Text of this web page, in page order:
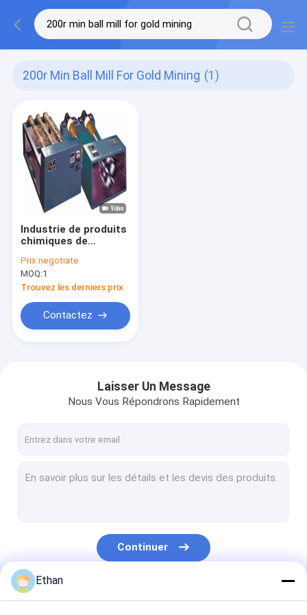
200r Min Ball Mill For Gold Mining (1)
Industrie de produits
chimiques de
d'exploitation de
broyeur à boulets de
laboratoire de
rouleau de GQM 1L
370W
Prix:negotiate
MOQ:1
Trouvez les derniers prix
Contactez
Laisser Un Message
Nous Vous Répondrons Rapidement
Continuer
Nos Catégories
Ethan